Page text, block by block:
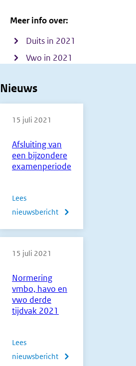
Meer info over:
Duits in 2021
Vwo in 2021
Nieuws
Afsluiting van
een bijzondere
examenperiode
15 juli 2021
Lees
nieuwsbericht
over
van
Normering
vmbo, havo en
vwo derde
tijdvak 2021
15 juli 2021
Lees
nieuwsbericht
over